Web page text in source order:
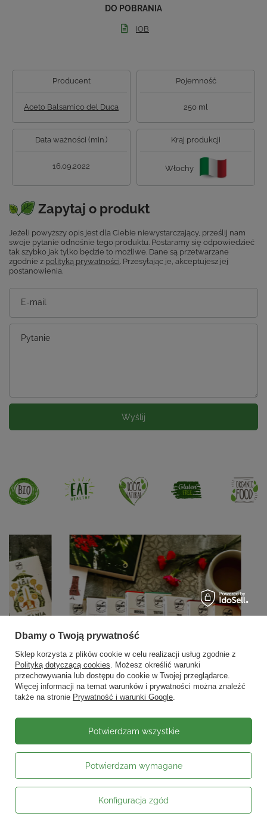
DO POBRANIA
IOB
Producent
Aceto Balsamico del Duca
Pojemność
250 ml
Data ważności (min.)
16.09.2022
Kraj produkcji
Włochy
Zapytaj o produkt
Jeżeli powyższy opis jest dla Ciebie niewystarczający, prześlij nam
swoje pytanie odnośnie tego produktu. Postaramy się odpowiedzieć
tak szybko jak tylko będzie to możliwe. Dane są przetwarzane
zgodnie z polityką prywatności. Przesyłając je, akceptujesz jej
postanowienia.
E-mail
Pytanie
Wyślij
Moje zamówienie
Dbamy o Twoją prywatność
Sklep korzysta z plików cookie w celu realizacji usług zgodnie z
Polityką dotyczącą cookies. Możesz określić warunki
przechowywania lub dostępu do cookie w Twojej przeglądarce.
Więcej informacji na temat warunków i prywatności można znaleźć
także na stronie Prywatność i warunki Google.
Potwierdzam wymagane
Konfiguracja zgód
Potwierdzam wszystkie